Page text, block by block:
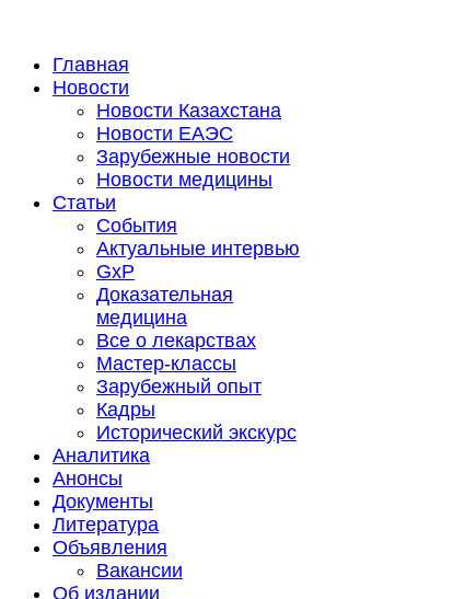
Главная
Новости
Новости Казахстана
Новости ЕАЭС
Зарубежные новости
Новости медицины
Статьи
События
Актуальные интервью
GxP
Доказательная
медицина
Все о лекарствах
Мастер-классы
Зарубежный опыт
Кадры
Исторический экскурс
Аналитика
Анонсы
Документы
Литература
Объявления
Вакансии
Об издании